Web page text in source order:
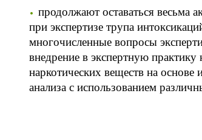
продолжают оставаться весьма
при экспертизе трупа
многочисленные вопросы
внедрение в экспертную
наркотических веществ на
анализа с использованием